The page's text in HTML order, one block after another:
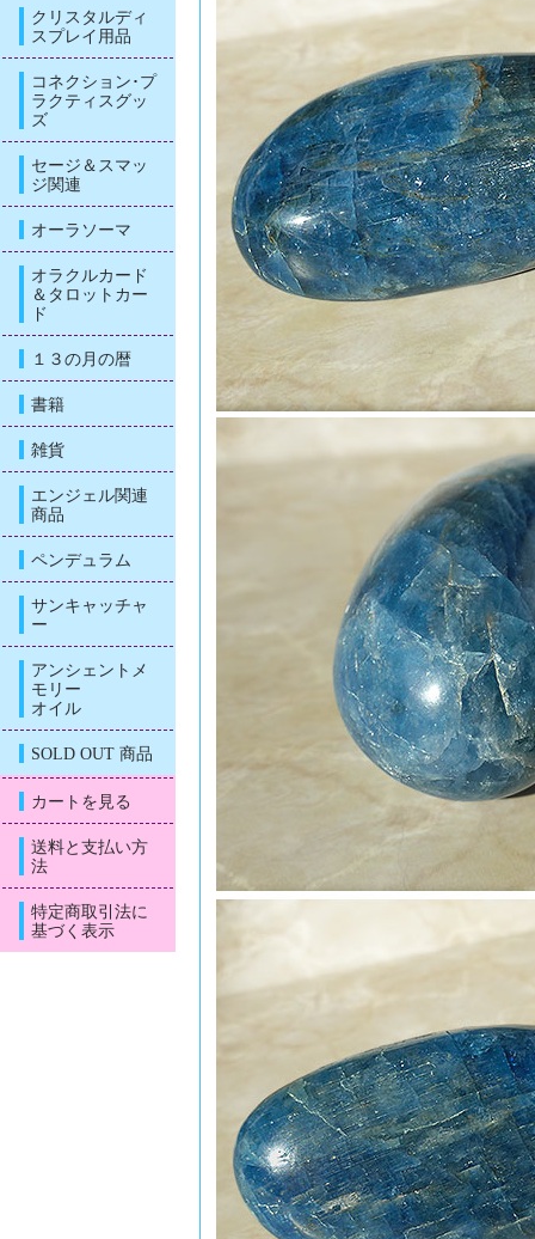
クリスタルディ
スプレイ用品
コネクション･プ
ラクティスグッ
ズ
セージ＆スマッ
ジ関連
オーラソーマ
オラクルカード
＆タロットカー
ド
１３の月の暦
書籍
雑貨
エンジェル関連
商品
ペンデュラム
サンキャッチャ
ー
アンシェントメ
モリー
オイル
SOLD OUT 商品
カートを見る
送料と支払い方
法
特定商取引法に
基づく表示